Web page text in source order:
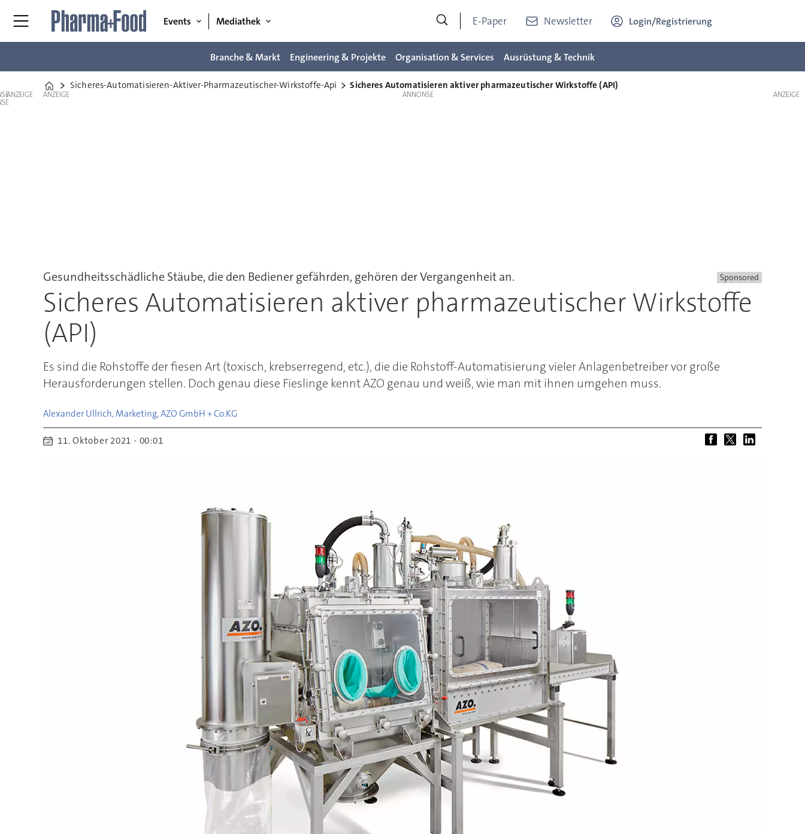
Events Mediathek E-Paper Newsletter Login/Registrierung
Branche & Markt Engineering & Projekte Organisation & Services Ausrüstung & Technik
Home
Sicheres-Automatisieren-Aktiver-Pharmazeutischer-Wirkstoffe-Api Sicheres Automatisieren aktiver pharmazeutischer Wirkstoffe (API)
ANZEIGE ANZEIGE
Gesundheitsschädliche Stäube, die den Bediener gefährden, gehören der Vergangenheit an. Sponsored
Sicheres Automatisieren aktiver pharmazeutischer Wirkstoffe
(API)
Es sind die Rohstoffe der fiesen Art (toxisch, krebserregend, etc.), die die Rohstoff-Automatisierung vieler Anlagenbetreiber vor große
Herausforderungen stellen. Doch genau diese Fieslinge kennt AZO genau und weiß, wie man mit ihnen umgehen muss.
Alexander Ullrich, Marketing, AZO GmbH + Co.KG
11. Oktober 2021 - 00:01
ANZEIGE